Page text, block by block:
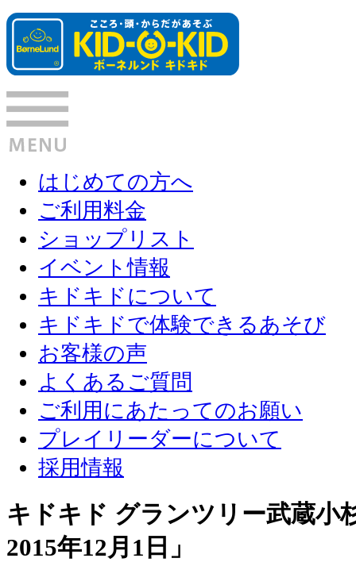
はじめての方へ
ご利用料金
ショップリスト
イベント情報
キドキドについて
キドキドで体験できるあそび
お客様の声
よくあるご質問
ご利用にあたってのお願い
プレイリーダーについて
採用情報
キドキド グランツリー武蔵
2015年12月1日 」